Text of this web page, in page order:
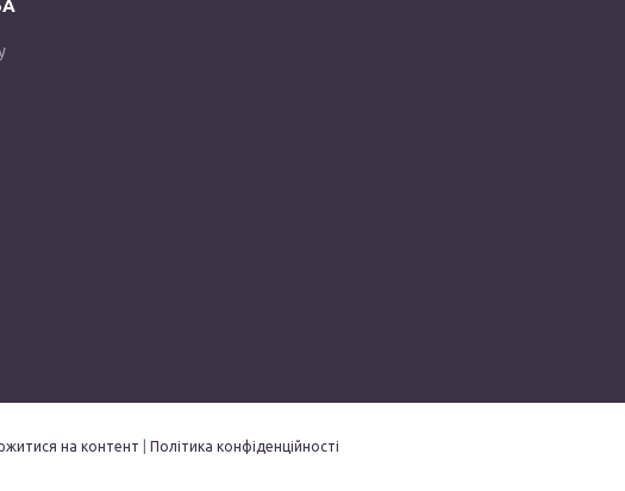
на контент
Політика конфіденційності